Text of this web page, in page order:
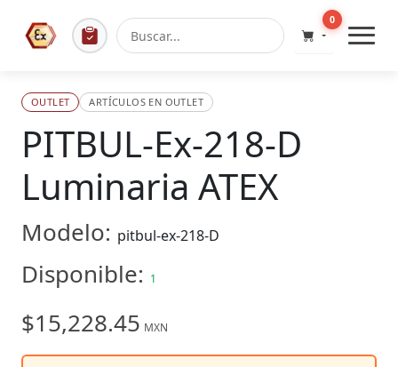
0
OUTLET ARTÍCULOS EN OUTLET
PITBUL-Ex-218-D
Luminaria ATEX
Modelo: pitbul-ex-218-D
Disponible: 1
$15,228.45 MXN